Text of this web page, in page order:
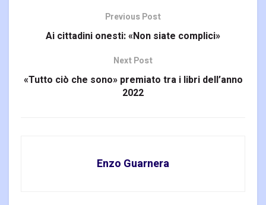
Previous Post
Ai cittadini onesti: «Non siate complici»
Next Post
«Tutto ciò che sono» premiato tra i libri dell’anno
2022
Enzo Guarnera